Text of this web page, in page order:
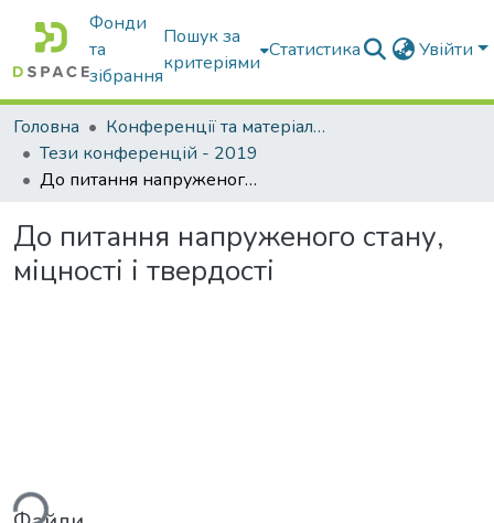
Фонди
та
зібрання
Пошук за
критеріями
Статистика Увійти
Головна
Конференції та матеріали конференцій
Тези конференцій - 2019
До питання напруженого стану, міцності і твердості
До питання напруженого стану,
міцності і твердості